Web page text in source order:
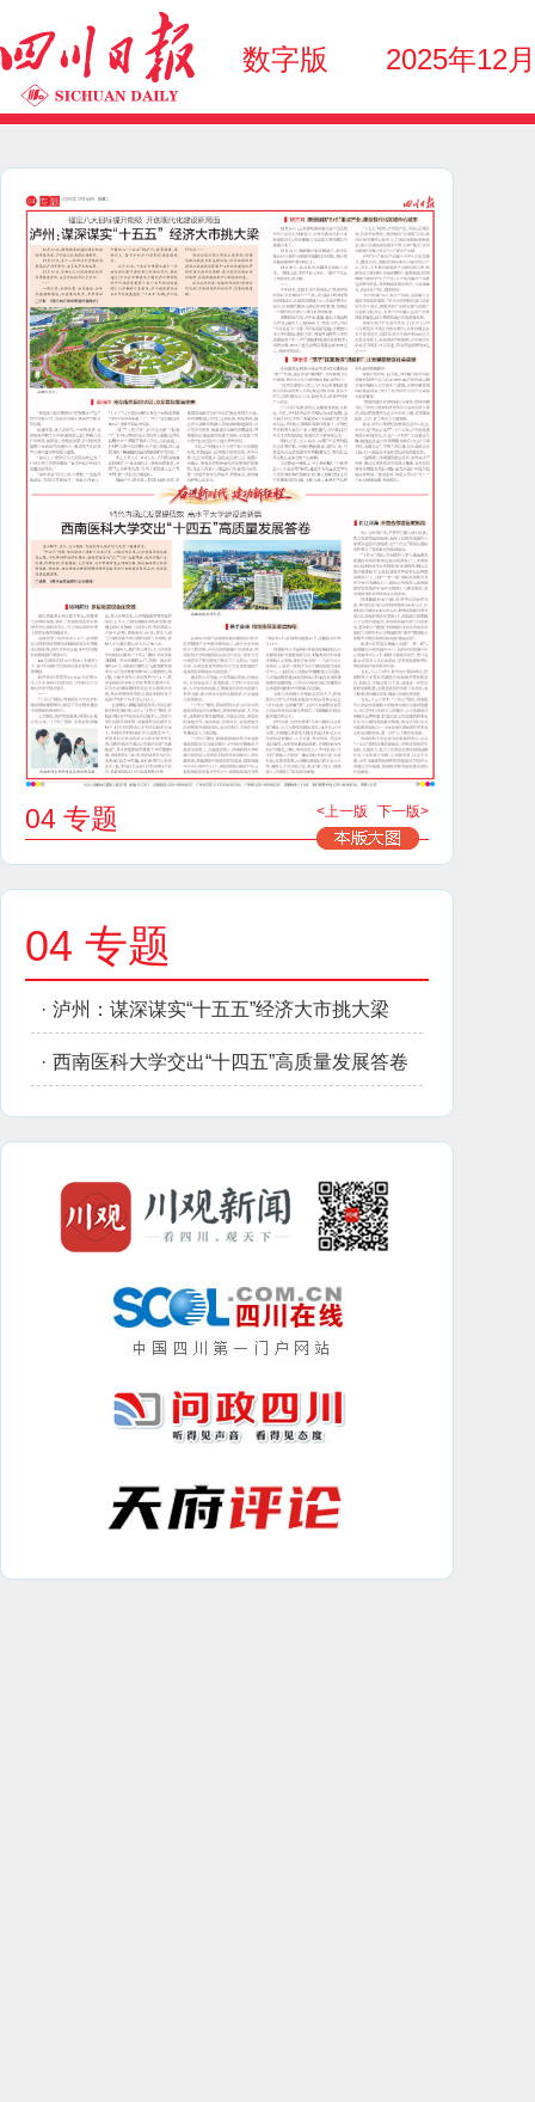
数字版 2025年12
04 专题 <上一版 下一版>
04 专题
· 泸州：谋深谋实“十五五”经济大市挑大梁
· 西南医科大学交出“十四五”高质量发展答卷